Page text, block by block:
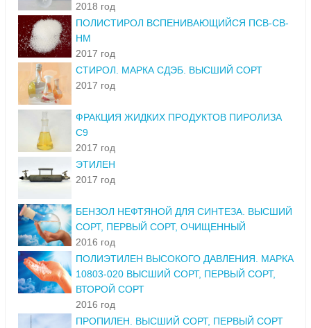
2018 год
ПОЛИСТИРОЛ ВСПЕНИВАЮЩИЙСЯ ПСВ-СВ-
НМ
2017 год
СТИРОЛ. МАРКА СДЭБ. ВЫСШИЙ СОРТ
2017 год
ФРАКЦИЯ ЖИДКИХ ПРОДУКТОВ ПИРОЛИЗА
С9
2017 год
ЭТИЛЕН
2017 год
БЕНЗОЛ НЕФТЯНОЙ ДЛЯ СИНТЕЗА. ВЫСШИЙ
СОРТ, ПЕРВЫЙ СОРТ, ОЧИЩЕННЫЙ
2016 год
ПОЛИЭТИЛЕН ВЫСОКОГО ДАВЛЕНИЯ. МАРКА
10803-020 ВЫСШИЙ СОРТ, ПЕРВЫЙ СОРТ,
ВТОРОЙ СОРТ
2016 год
ПРОПИЛЕН. ВЫСШИЙ СОРТ, ПЕРВЫЙ СОРТ